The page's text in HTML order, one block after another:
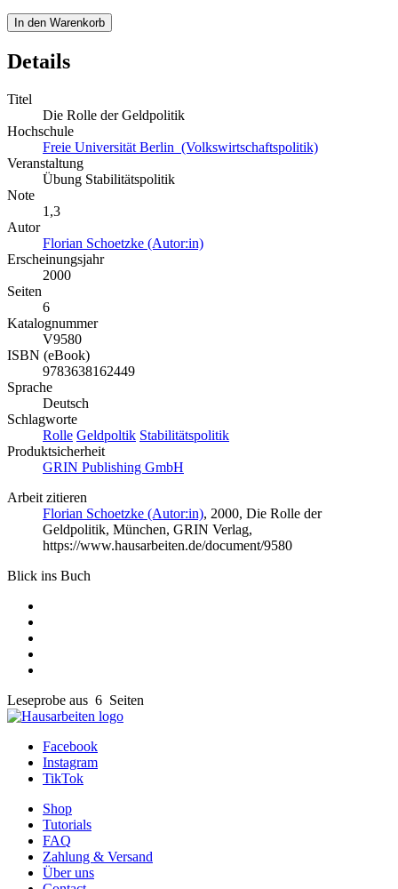
In den Warenkorb
Details
Titel
Die Rolle der Geldpolitik
Hochschule
Freie Universität Berlin (Volkswirtschaftspolitik)
Veranstaltung
Übung Stabilitätspolitik
Note
1,3
Autor
Florian Schoetzke (Autor:in)
Erscheinungsjahr
2000
Seiten
6
Katalognummer
V9580
ISBN (eBook)
9783638162449
Sprache
Deutsch
Schlagworte
Rolle Geldpoltik Stabilitätspolitik
Produktsicherheit
GRIN Publishing GmbH
Arbeit zitieren
Florian Schoetzke (Autor:in), 2000, Die Rolle der
Geldpolitik, München, GRIN Verlag,
https://www.hausarbeiten.de/document/9580
Blick ins Buch
Leseprobe aus 6 Seiten
Facebook
Instagram
TikTok
Shop
Tutorials
FAQ
Zahlung & Versand
Über uns